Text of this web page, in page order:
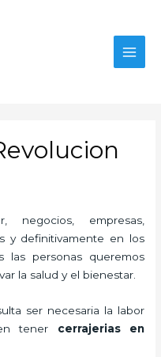
empresas,
y definitivamente en los
personas queremos
la salud y el bienestar.
ser necesaria la labor
tener cerrajerias en